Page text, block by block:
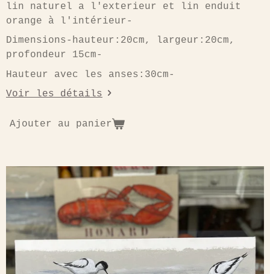
lin naturel a l'exterieur et lin enduit
orange à l'intérieur-
Dimensions-hauteur:20cm, largeur:20cm,
profondeur 15cm-
Hauteur avec les anses:30cm-
Voir les détails
Ajouter au panier